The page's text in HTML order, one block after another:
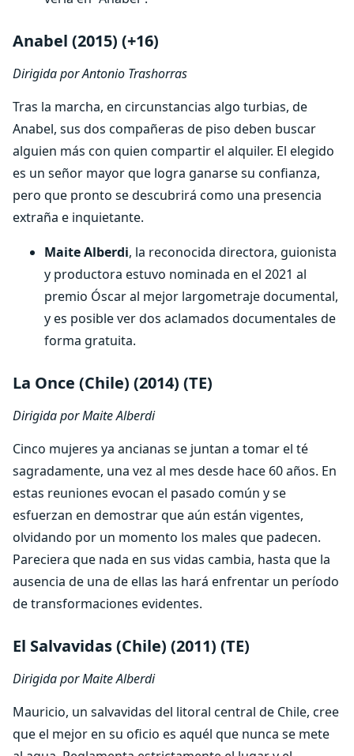
Anabel (2015) (+16)
Dirigida por Antonio Trashorras
Tras la marcha, en circunstancias algo turbias, de
Anabel, sus dos compañeras de piso deben buscar
alguien más con quien compartir el alquiler. El elegido
es un señor mayor que logra ganarse su confianza,
pero que pronto se descubrirá como una presencia
extraña e inquietante.
Maite Alberdi, la reconocida directora, guionista
y productora estuvo nominada en el 2021 al
premio Óscar al mejor largometraje documental,
y es posible ver dos aclamados documentales de
forma gratuita.
La Once (Chile) (2014) (TE)
Dirigida por Maite Alberdi
Cinco mujeres ya ancianas se juntan a tomar el té
sagradamente, una vez al mes desde hace 60 años. En
estas reuniones evocan el pasado común y se
esfuerzan en demostrar que aún están vigentes,
olvidando por un momento los males que padecen.
Pareciera que nada en sus vidas cambia, hasta que la
ausencia de una de ellas las hará enfrentar un período
de transformaciones evidentes.
El Salvavidas (Chile) (2011) (TE)
Dirigida por Maite Alberdi
Mauricio, un salvavidas del litoral central de Chile, cree
que el mejor en su oficio es aquél que nunca se mete